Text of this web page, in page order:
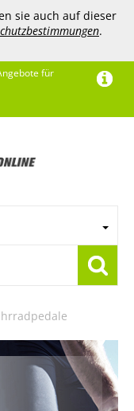
sie auch auf dieser
.
für